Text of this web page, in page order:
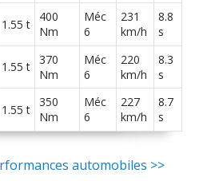
1.55 t
400
Nm
Méc
6
231
km/h
8.8
s
1.55 t 370
Nm
Méc
6
220
km/h
8.3
s
1.55 t
350
Nm
Méc
6
227
km/h
8.7
s
automobiles >>